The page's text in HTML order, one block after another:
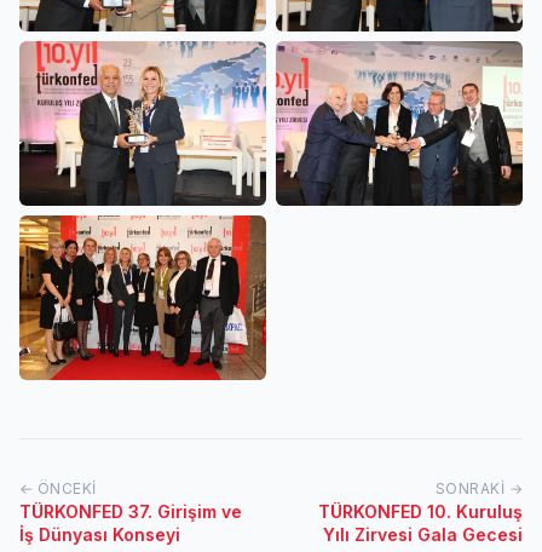
← ÖNCEKI
TÜRKONFED 37. Girişim ve
İş Dünyası Konseyi
SONRAKI →
TÜRKONFED 10. Kuruluş
Yılı Zirvesi Gala Gecesi